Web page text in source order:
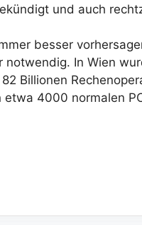
und auch
besser
In Wien
Billionen
4000 normalen